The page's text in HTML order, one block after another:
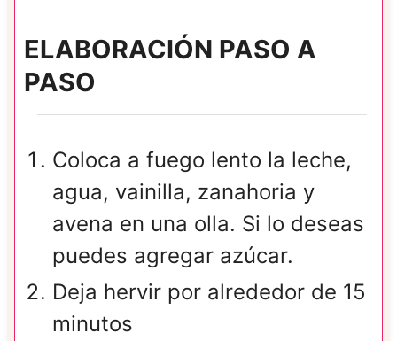
ELABORACIÓN PASO A
PASO
Coloca a fuego lento la leche,
agua, vainilla, zanahoria y
avena en una olla. Si lo deseas
puedes agregar azúcar.
Deja hervir por alrededor de 15
minutos